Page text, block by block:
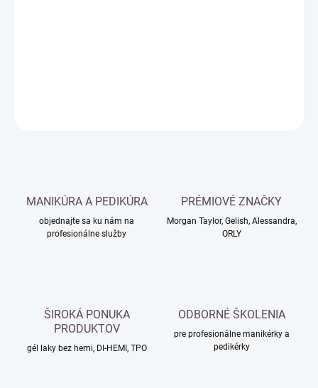
MANIKÚRA A PEDIKÚRA
objednajte sa ku nám na
profesionálne služby
PRÉMIOVÉ ZNAČKY
Morgan Taylor, Gelish, Alessandra,
ORLY
ŠIROKÁ PONUKA
PRODUKTOV
gél laky bez hemi, DI-HEMI, TPO
ODBORNÉ ŠKOLENIA
pre profesionálne manikérky a
pedikérky